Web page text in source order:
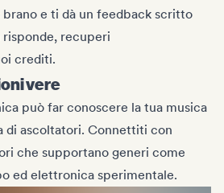
e ti dà un feedback scritto
recuperi
crediti.
vere
può far conoscere la tua musica
di ascoltatori. Connettiti con
che supportano generi come
ed elettronica sperimentale.